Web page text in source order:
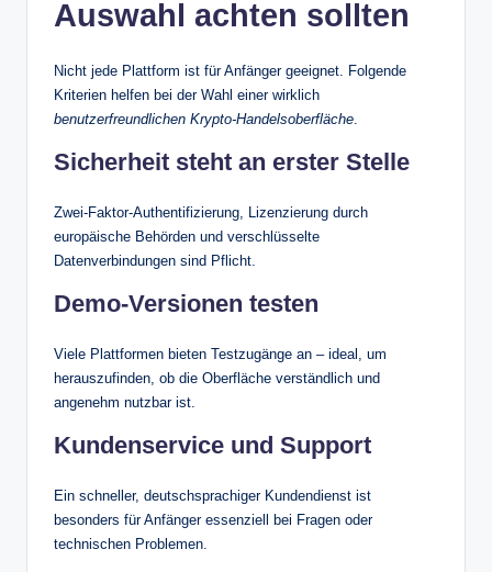
Auswahl achten sollten
Nicht jede Plattform ist für Anfänger geeignet. Folgende
Kriterien helfen bei der Wahl einer wirklich
benutzerfreundlichen Krypto-Handelsoberfläche.
Sicherheit steht an erster Stelle
Zwei-Faktor-Authentifizierung, Lizenzierung durch
europäische Behörden und verschlüsselte
Datenverbindungen sind Pflicht.
Demo-Versionen testen
Viele Plattformen bieten Testzugänge an – ideal, um
herauszufinden, ob die Oberfläche verständlich und
angenehm nutzbar ist.
Kundenservice und Support
Ein schneller, deutschsprachiger Kundendienst ist
besonders für Anfänger essenziell bei Fragen oder
technischen Problemen.